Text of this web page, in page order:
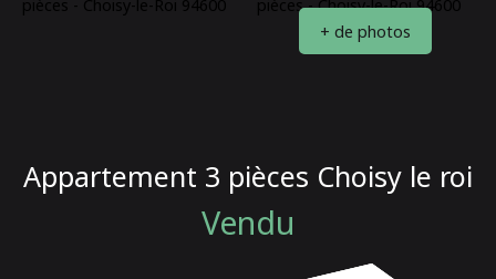
+ de photos
Appartement 3 pièces Choisy le roi
Vendu